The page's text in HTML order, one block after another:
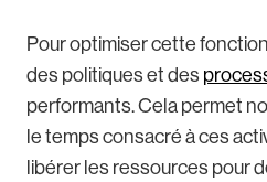
Pour optimiser cette
des politiques et des
performants. Cela permet
le temps consacré à ces
libérer les ressources pour